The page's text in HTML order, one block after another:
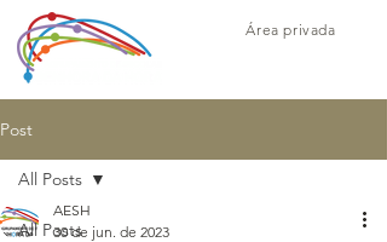
Área privada
Post
All Posts
All Posts
AESH
30 de jun. de 2023